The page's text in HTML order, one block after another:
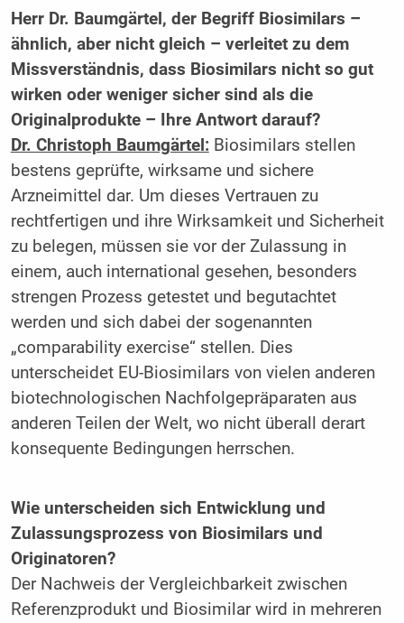
Herr Dr. Baumgärtel, der Begriff Biosimilars –
ähnlich, aber nicht gleich – verleitet zu dem
Missverständnis, dass Biosimilars nicht so gut
wirken oder weniger sicher sind als die
Originalprodukte – Ihre Antwort darauf?
Dr. Christoph Baumgärtel:Biosimilars stellen
bestens geprüfte, wirksame und sichere
Arzneimittel dar. Um dieses Vertrauen zu
rechtfertigen und ihre Wirksamkeit und Sicherheit
zu belegen, müssen sie vor der Zulassung in
einem, auch international gesehen, besonders
strengen Prozess getestet und begutachtet
werden und sich dabei der sogenannten
„comparability exercise“ stellen. Dies
unterscheidet EU-Biosimilars von vielen anderen
biotechnologischen Nachfolgepräparaten aus
anderen Teilen der Welt, wo nicht überall derart
konsequente Bedingungen herrschen.
Wie unterscheiden sich Entwicklung und
Zulassungsprozess von Biosimilars und
Originatoren?
Der Nachweis der Vergleichbarkeit zwischen
Referenzprodukt und Biosimilar wird in mehreren